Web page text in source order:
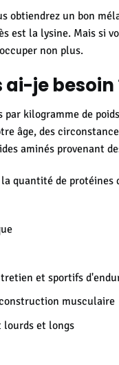
un bon
est la lysine. Mais si
non plus.
je besoin
kilogramme de
âge, des
aminés provenant
quantité de
et sportifs
musculaire
lourds et longs